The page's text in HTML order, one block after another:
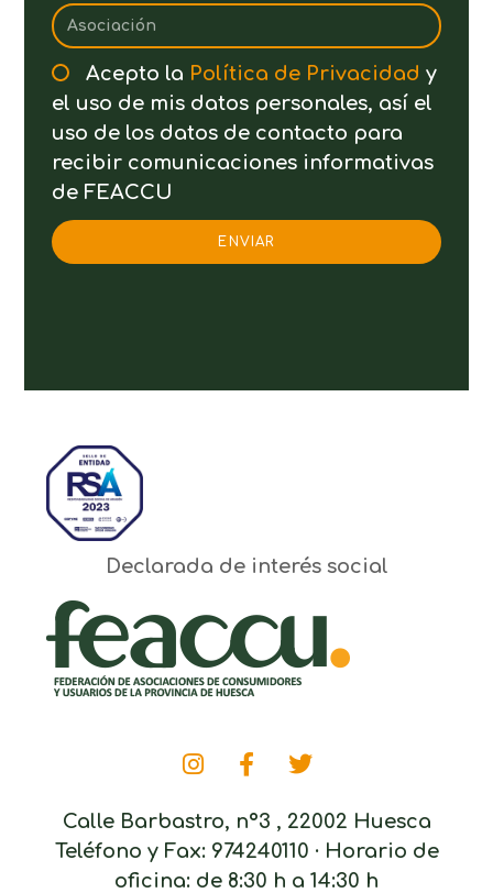
Acepto la Política de Privacidad y
el uso de mis datos personales, así el
uso de los datos de contacto para
recibir comunicaciones informativas
de FEACCU
ENVIAR
Declarada de interés social
Calle Barbastro, nº3 , 22002 Huesca
Teléfono y Fax: 974240110 · Horario de
oficina: de 8:30 h a 14:30 h